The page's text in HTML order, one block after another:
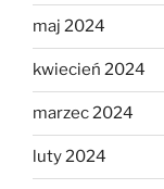
maj 2024
kwiecień 2024
marzec 2024
luty 2024